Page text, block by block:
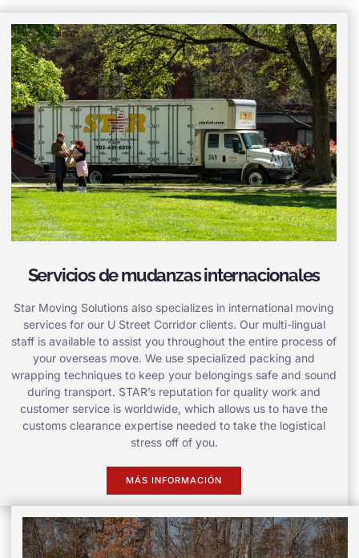
Servicios de mudanzas internacionales
Star Moving Solutions also specializes in international moving
services for our U Street Corridor clients. Our multi-lingual
staff is available to assist you throughout the entire process of
your overseas move. We use specialized packing and
wrapping techniques to keep your belongings safe and sound
during transport. STAR’s reputation for quality work and
customer service is worldwide, which allows us to have the
customs clearance expertise needed to take the logistical
stress off of you.
MÁS INFORMACIÓN